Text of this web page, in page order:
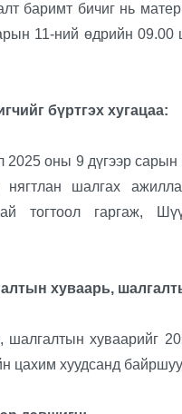
баримт бичиг нь
11-ний өдрийн
бүртгэх хугацаа:
оны 9 дүгээр сарын
нягтлан шалгах
тогтоол гаргаж,
хуваарь,
хуваарийг
цахим хуудсанд